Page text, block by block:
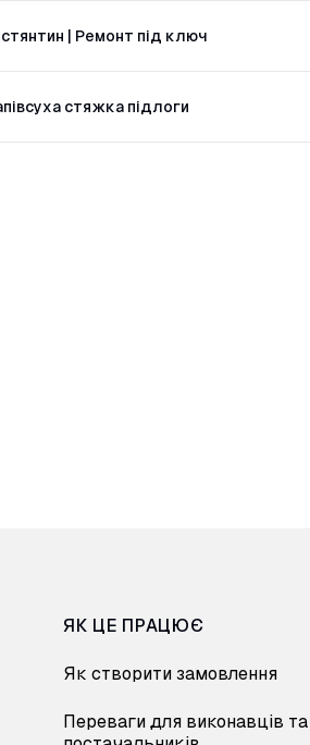
| Ремонт під ключ
стяжка підлоги
ЯК ЦЕ ПРАЦЮЄ
Як створити замовлення
Переваги для виконавців та